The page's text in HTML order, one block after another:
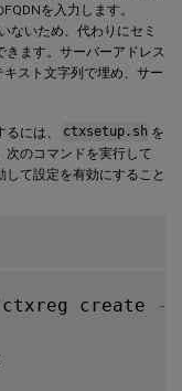
を入力します。
ないため、代わりにセミ
きます。サーバーアドレス
キスト文字列で埋め、サー
には、 ctxsetup.sh を
次のコマンドを実行して
して設定を有効にすること
ctxreg create -